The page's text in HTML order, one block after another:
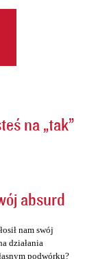
na „tak”
absurd
nam swój
działania
podwórku?